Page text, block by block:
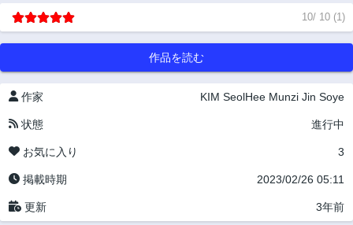
10/ 10 (1)
作品を読む
作家 KIM SeolHee Munzi Jin Soye
状態 進行中
お気に入り 3
掲載時期 2023/02/26 05:11
更新 3年前